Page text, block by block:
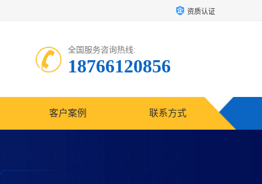
资质认证
全国服务咨询热线:
18766120856
客户案例 联系方式